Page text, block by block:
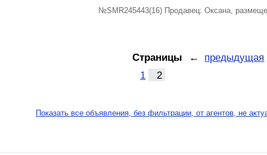
№SMR245443(16) Продавец: Оксана,
Страницы ← предыдущая
1
2
Показать все объявления, без фильтрации, от агентов, не